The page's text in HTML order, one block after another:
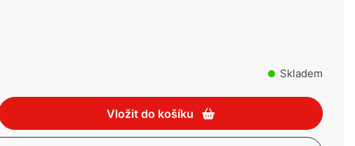
Skladem
Vložit do košíku